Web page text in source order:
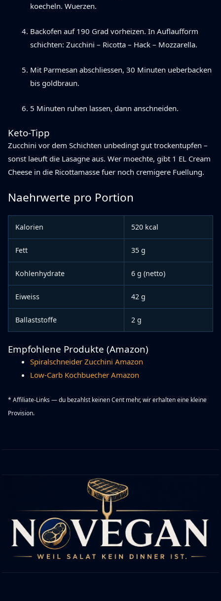
koecheln. Wuerzen.
Backofen auf 190 Grad vorheizen. In Auflaufform
schichten: Zucchini – Ricotta – Hack – Mozzarella.
Mit Parmesan abschliessen, 30 Minuten ueberbacken
bis goldbraun.
5 Minuten ruhen lassen, dann anschneiden.
Keto-Tipp
Zucchini vor dem Schichten unbedingt gut trockentupfen –
sonst laeuft die Lasagne aus. Wer moechte, gibt 1 EL Cream
Cheese in die Ricottamasse fuer noch cremigere Fuellung.
Naehrwerte pro Portion
Kalorien 520 kcal
Fett 35 g
Kohlenhydrate 6 g (netto)
Eiweiss 42 g
Ballaststoffe 2 g
Empfohlene Produkte (Amazon)
Spiralschneider Zucchini Amazon
Low-Carb Kochbuecher Amazon
* Affiliate-Links — du bezahlst keinen Cent mehr, wir erhalten eine kleine
Provision.